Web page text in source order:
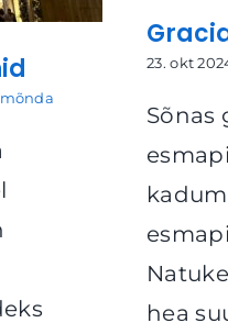
23. okt
Sõnas
hea